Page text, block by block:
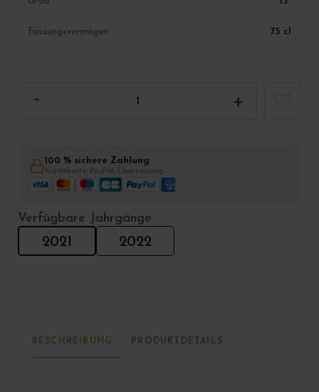
Fassungsvermögen 75 cl
100 % sichere Zahlung
Kreditkarte, PayPal, Überweisung
Verfügbare Jahrgänge
2021 2022
BESCHREIBUNG PRODUKTDETAILS